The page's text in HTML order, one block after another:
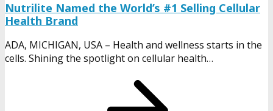
Nutrilite Named the World’s #1 Selling Cellular
Health Brand
ADA, MICHIGAN, USA – Health and wellness starts in the
cells. Shining the spotlight on cellular health…